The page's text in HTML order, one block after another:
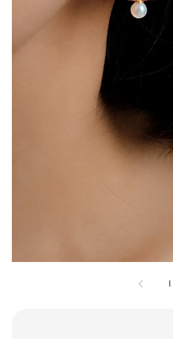
1